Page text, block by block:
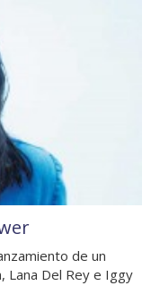
de un
Lana Del Rey e Iggy